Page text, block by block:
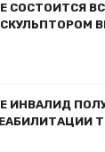
СОСТОИТСЯ
ИНВАЛИД